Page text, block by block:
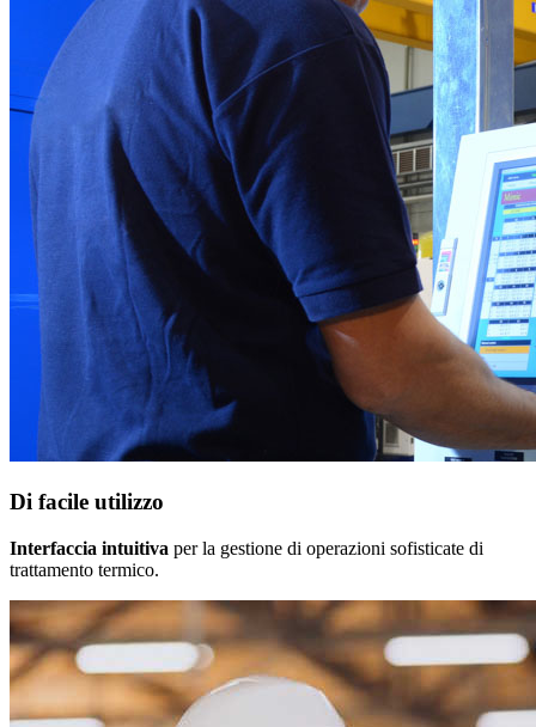
Di facile utilizzo
Interfaccia intuitiva per la gestione di operazioni sofisticate di
trattamento termico.